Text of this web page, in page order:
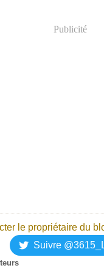
Publicité
le propriétaire du
Suivre